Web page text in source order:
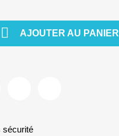
 AJOUTER AU PANIER
sécurité